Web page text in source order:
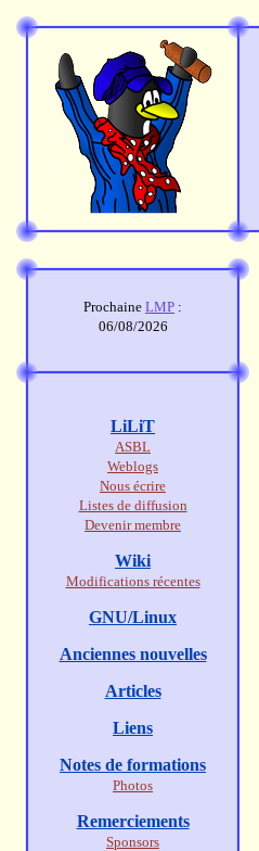
Prochaine LMP :
06/08/2026
LiLiT
ASBL
Weblogs
Nous écrire
Listes de diffusion
Devenir membre
Wiki
Modifications récentes
GNU/Linux
Anciennes nouvelles
Articles
Liens
Notes de formations
Photos
Remerciements
Sponsors